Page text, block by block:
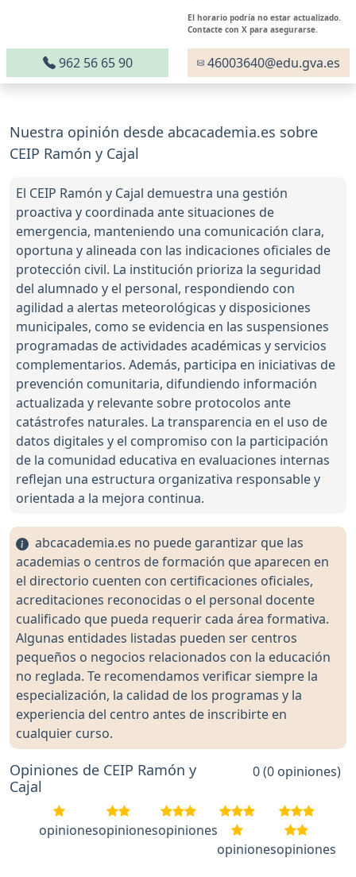
El horario podría no estar actualizado.
Contacte con X para asegurarse.
962 56 65 90 46003640@edu.gva.es
Nuestra opinión desde abcacademia.es sobre
CEIP Ramón y Cajal
El CEIP Ramón y Cajal demuestra una gestión
proactiva y coordinada ante situaciones de
emergencia, manteniendo una comunicación clara,
oportuna y alineada con las indicaciones oficiales de
protección civil. La institución prioriza la seguridad
del alumnado y el personal, respondiendo con
agilidad a alertas meteorológicas y disposiciones
municipales, como se evidencia en las suspensiones
programadas de actividades académicas y servicios
complementarios. Además, participa en iniciativas de
prevención comunitaria, difundiendo información
actualizada y relevante sobre protocolos ante
catástrofes naturales. La transparencia en el uso de
datos digitales y el compromiso con la participación
de la comunidad educativa en evaluaciones internas
reflejan una estructura organizativa responsable y
orientada a la mejora continua.
abcacademia.es no puede garantizar que las
academias o centros de formación que aparecen en
el directorio cuenten con certificaciones oficiales,
acreditaciones reconocidas o el personal docente
cualificado que pueda requerir cada área formativa.
Algunas entidades listadas pueden ser centros
pequeños o negocios relacionados con la educación
no reglada. Te recomendamos verificar siempre la
especialización, la calidad de los programas y la
experiencia del centro antes de inscribirte en
cualquier curso.
Opiniones de CEIP Ramón y
Cajal
0 (0 opiniones)
opinionesopinionesopiniones
opinionesopiniones